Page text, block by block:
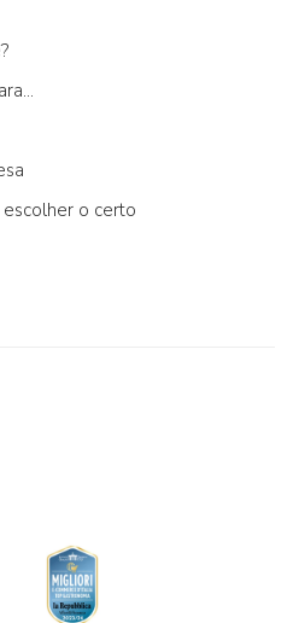
o certo